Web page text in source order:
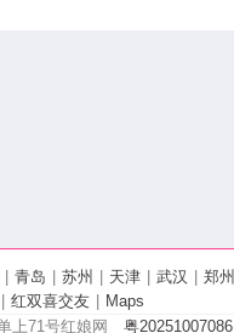
青岛 苏州 天津 武汉 郑州
红双喜交友
Maps
上71号红娘网 粤20251007086